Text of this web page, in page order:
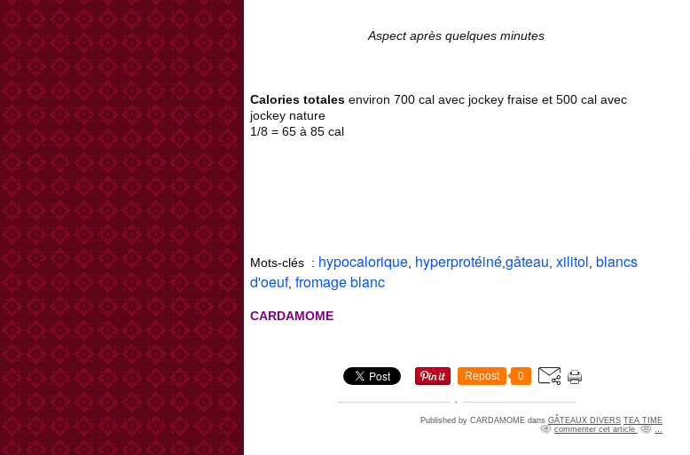
Aspect après quelques minutes
Calories totales environ 700 cal avec jockey fraise et 500 cal avec
jockey nature
1/8 = 65 à 85 cal
Mots-clés : hypocalorique hyperprotéinégâteau xilitol blancs
d'oeuf, fromage blanc
CARDAMOME
Repost 0
Published by CARDAMOME dans GÂTEAUX DIVERS TEA TIME
commenter cet article
…